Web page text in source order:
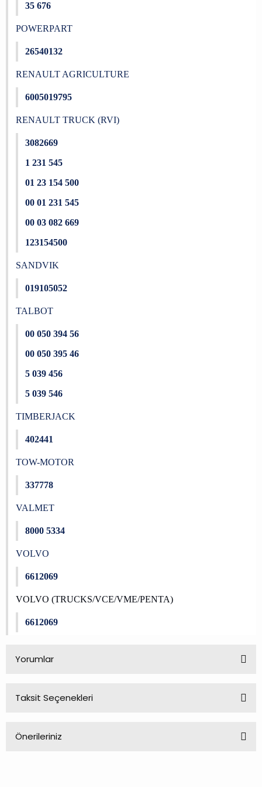
35 676
POWERPART
26540132
RENAULT AGRICULTURE
6005019795
RENAULT TRUCK (RVI)
3082669
1 231 545
01 23 154 500
00 01 231 545
00 03 082 669
123154500
SANDVIK
019105052
TALBOT
00 050 394 56
00 050 395 46
5 039 456
5 039 546
TIMBERJACK
402441
TOW-MOTOR
337778
VALMET
8000 5334
VOLVO
6612069
VOLVO (TRUCKS/VCE/VME/PENTA)
6612069
Yorumlar
Taksit Seçenekleri
Önerileriniz